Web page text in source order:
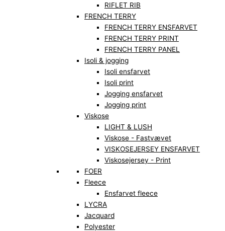
RIFLET RIB
FRENCH TERRY
FRENCH TERRY ENSFARVET
FRENCH TERRY PRINT
FRENCH TERRY PANEL
Isoli & jogging
Isoli ensfarvet
Isoli print
Jogging ensfarvet
Jogging print
Viskose
LIGHT & LUSH
Viskose - Fastvævet
VISKOSEJERSEY ENSFARVET
Viskosejersey - Print
FOER
Fleece
Ensfarvet fleece
LYCRA
Jacquard
Polyester